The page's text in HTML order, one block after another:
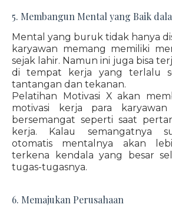
5. Membangun Mental yang Baik
Mental yang buruk tidak hanya
karyawan memang memiliki
sejak lahir. Namun ini juga bisa
di tempat kerja yang terlalu
tantangan dan tekanan.
Pelatihan Motivasi X akan
motivasi kerja para
bersemangat seperti saat
kerja. Kalau semangatnya
otomatis mentalnya akan
terkena kendala yang besar
tugas-tugasnya.
6. Memajukan Perusahaan